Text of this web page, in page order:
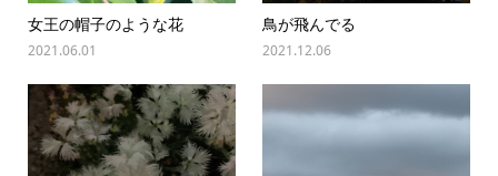
女王の帽子のような花
2021.06.01
鳥が飛んでる
2021.12.06